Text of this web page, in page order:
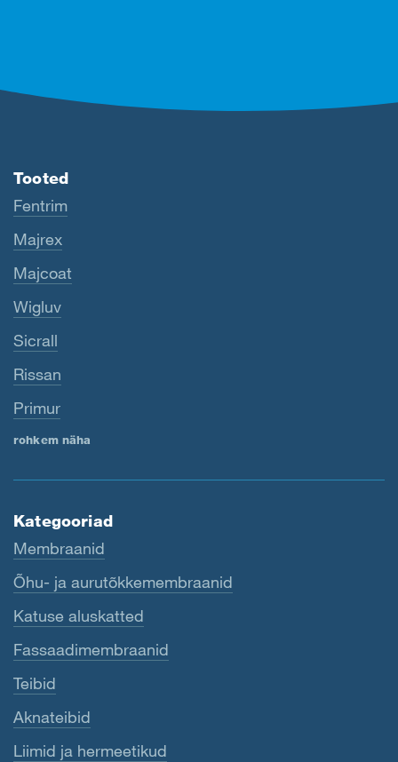
Tooted
Fentrim
Majrex
Majcoat
Wigluv
Sicrall
Rissan
Primur
rohkem näha
Kategooriad
Membraanid
Õhu- ja aurutõkkemembraanid
Katuse aluskatted
Fassaadimembraanid
Teibid
Aknateibid
Liimid ja hermeetikud